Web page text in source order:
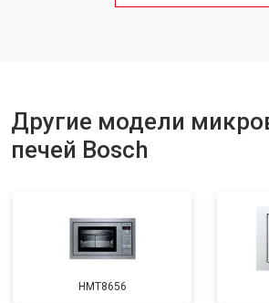
Замена лампочки от
Другие модели
печей Bosch
HMT8656